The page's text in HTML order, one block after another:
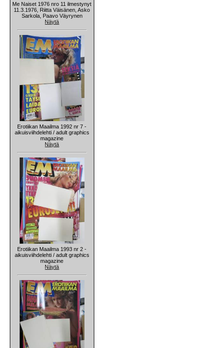
Me Naiset 1976 nro 11 ilmestynyt
11.3.1976, Riitta Väisänen, Asko
Sarkola, Paavo Väyrynen
Näytä
Erotiikan Maailma 1992 nr 7 -
aikuisviihdelehti / adult graphics
magazine
Näytä
Erotiikan Maailma 1993 nr 2 -
aikuisviihdelehti / adult graphics
magazine
Näytä